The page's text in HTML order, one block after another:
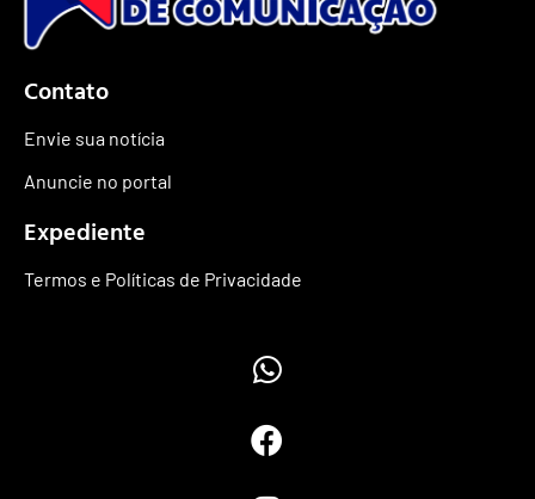
Contato
Envie sua notícia
Anuncie no portal
Expediente
Termos e Políticas de Privacidade